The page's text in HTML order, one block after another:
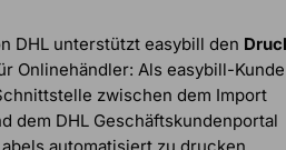
DHL unterstützt easybill den
Onlinehändler: Als easybill-Kunde
zwischen dem Import
dem DHL Geschäftskundenportal